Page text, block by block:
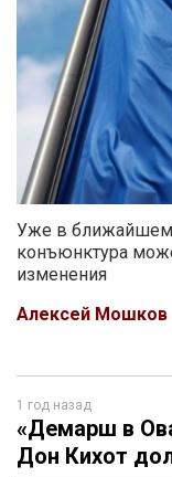
Уже в ближайшем
конъюнктура
изменения
Алексей Мошков
1 год назад
«Демарш в
Дон Кихот